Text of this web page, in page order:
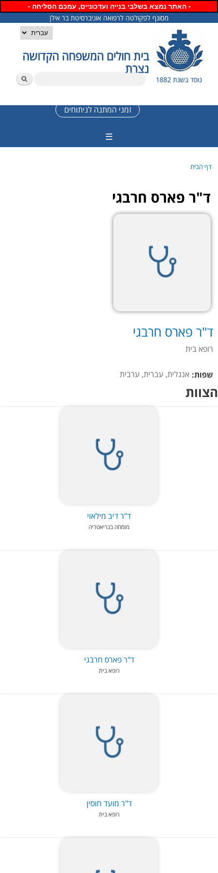
דילוג
לתוכן
-האתר נמצאבשלבי בנייה ועדכוניים, עמכם הסליחה -
מסונף לפקולטה לרפואה אוניברסיטת בר אילן
שפות
זמני המתנה לניתוחים
טופס חיפוש
חיפוש
בית חולים המשפחה הקדושה
נצרת
☰
דף הבית
ד"ר פארס חרבגי
ד"ר פארס חרבגי
רופא בית
שפות: אנגלית, עברית, ערבית
הצוות
ד"ר דיב מילאוי
מומחה בגריאטריה
ד"ר פארס חרבגי
רופא בית
ד"ר מועד חוסין
רופא בית